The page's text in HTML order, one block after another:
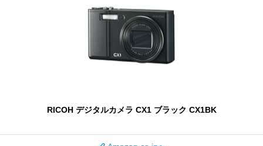
RICOH デジタルカメラ CX1 ブラック CX1BK